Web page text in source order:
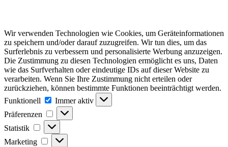
Wir verwenden Technologien wie Cookies, um Geräteinformationen
zu speichern und/oder darauf zuzugreifen. Wir tun dies, um das
Surferlebnis zu verbessern und personalisierte Werbung anzuzeigen.
Die Zustimmung zu diesen Technologien ermöglicht es uns, Daten
wie das Surfverhalten oder eindeutige IDs auf dieser Website zu
verarbeiten. Wenn Sie Ihre Zustimmung nicht erteilen oder
zurückziehen, können bestimmte Funktionen beeinträchtigt werden.
Funktionell
Funktionell
Immer aktiv
Präferenzen
Präferenzen
Statistik Statistik
Marketing Marketing